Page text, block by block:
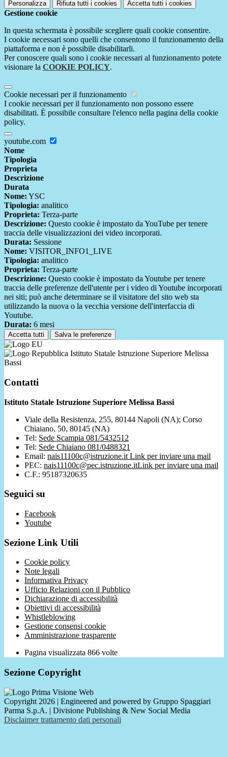
Personalizza Rifiuta tutti i cookies Accetta tutti i cookies
Gestione cookie
In questa schermata è possibile scegliere quali cookie consentire.
I cookie necessari sono quelli che consentono il funzionamento della
piattaforma e non è possibile disabilitarli.
Per conoscere quali sono i cookie necessari al funzionamento potete
visionare la COOKIE POLICY.
Cookie necessari per il funzionamento
I cookie necessari per il funzionamento non possono essere
disabilitati. È possibile consultare l'elenco nella pagina della cookie
policy.
youtube.com
Nome
Tipologia
Proprieta
Descrizione
Durata
Nome: YSC
Tipologia: analitico
Proprieta: Terza-parte
Descrizione: Questo cookie è impostato da YouTube per tenere
traccia delle visualizzazioni dei video incorporati.
Durata: Sessione
Nome: VISITOR_INFO1_LIVE
Tipologia: analitico
Proprieta: Terza-parte
Descrizione: Questo cookie è impostato da Youtube per tenere
traccia delle preferenze dell'utente per i video di Youtube incorporati
nei siti; può anche determinare se il visitatore del sito web sta
utilizzando la nuova o la vecchia versione dell'interfaccia di
Youtube.
Durata: 6 mesi
Accetta tutti Salva le preferenze
Istituto Statale Istruzione Superiore Melissa
Bassi
Contatti
Istituto Statale Istruzione Superiore Melissa Bassi
Viale della Resistenza, 255, 80144 Napoli (NA); Corso
Chiaiano, 50, 80145 (NA)
Tel: Sede Scampia 081/5432512
Tel: Sede Chiaiano 081/0488321
Email: nais11100c@istruzione.it Link per inviare una mail
PEC: nais11100c@pec.istruzione.itLink per inviare una mail
C.F.: 95187320635
Seguici su
Facebook
Youtube
Sezione Link Utili
Cookie policy
Note legali
Informativa Privacy
Ufficio Relazioni con il Pubblico
Dichiarazione di accessibilità
Obiettivi di accessibilità
Whistleblowing
Gestione consensi cookie
Amministrazione trasparente
Pagina visualizzata 866 volte
Sezione Copyright
Copyright 2026 | Engineered and powered by Gruppo Spaggiari
Parma S.p.A. | Divisione Publishing & New Social Media
Disclaimer trattamento dati personali